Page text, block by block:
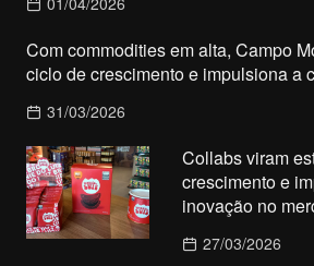
Com commodities em alta, Campo
ciclo de crescimento e impulsiona a
31/03/2026
Collabs viram
crescimento e
inovação no
27/03/2026